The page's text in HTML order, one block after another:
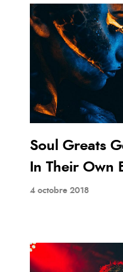
Soul Greats
In Their Own
4 octobre 2018